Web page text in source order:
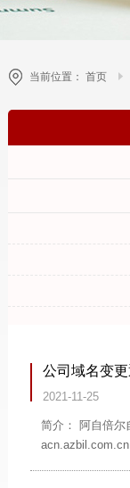
当前位置： 首页
公司域名变
2021-11-25
简介： 阿自倍尔
acn.azbil.com.cn